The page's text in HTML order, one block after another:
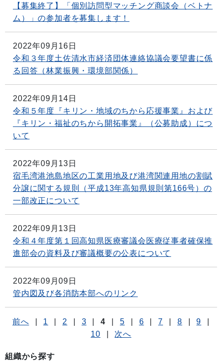
【募集終了】「個別訪問型マッチング商談会（ベトナ
ム）」の参加者を募集します！
2022年09月16日
令和３年度土佐清水市経済団体連絡協議会要望書に係
る回答（林業振興・環境部関係）
2022年09月14日
令和５年度『キリン・地域のちから応援事業』および
『キリン・福祉のちから開拓事業』（公募助成）につ
いて
2022年09月13日
宿毛湾港池島地区の工業用地及び港湾関連用地の割賦
分譲に関する規則（平成13年高知県規則第166号）の
一部改正について
2022年09月13日
令和４年度第１回高知県医療審議会医療従事者確保推
進部会の資料及び審議概要の公表について
2022年09月09日
管内図及び各消防本部へのリンク
前へ 1 2 3 4 5 6 7 8 9
10
次へ
組織から探す